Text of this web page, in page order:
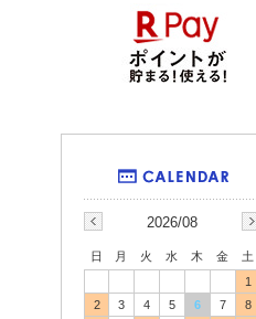
2026/08
日 月 火 水 木 金
土
1
2
3 4 5 6 7
8